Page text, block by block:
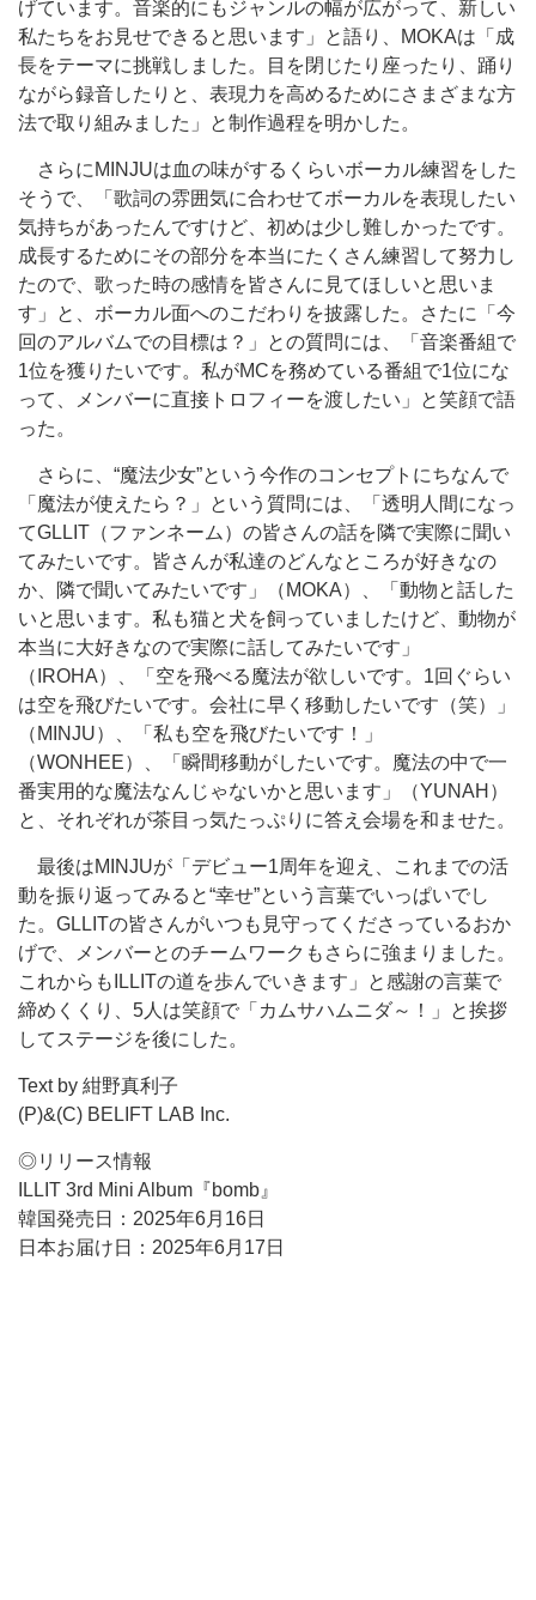
げています。音楽的にもジャンルの幅が広がって、新しい
私たちをお見せできると思います」と語り、MOKAは「成
長をテーマに挑戦しました。目を閉じたり座ったり、踊り
ながら録音したりと、表現力を高めるためにさまざまな方
法で取り組みました」と制作過程を明かした。
さらにMINJUは血の味がするくらいボーカル練習をした
そうで、「歌詞の雰囲気に合わせてボーカルを表現したい
気持ちがあったんですけど、初めは少し難しかったです。
成長するためにその部分を本当にたくさん練習して努力し
たので、歌った時の感情を皆さんに見てほしいと思いま
す」と、ボーカル面へのこだわりを披露した。さたに「今
回のアルバムでの目標は？」との質問には、「音楽番組で
1位を獲りたいです。私がMCを務めている番組で1位にな
って、メンバーに直接トロフィーを渡したい」と笑顔で語
った。
さらに、“魔法少女”という今作のコンセプトにちなんで
「魔法が使えたら？」という質問には、「透明人間になっ
てGLLIT（ファンネーム）の皆さんの話を隣で実際に聞い
てみたいです。皆さんが私達のどんなところが好きなの
か、隣で聞いてみたいです」（MOKA）、「動物と話した
いと思います。私も猫と犬を飼っていましたけど、動物が
本当に大好きなので実際に話してみたいです」
（IROHA）、「空を飛べる魔法が欲しいです。1回ぐらい
は空を飛びたいです。会社に早く移動したいです（笑）」
（MINJU）、「私も空を飛びたいです！」
（WONHEE）、「瞬間移動がしたいです。魔法の中で一
番実用的な魔法なんじゃないかと思います」（YUNAH）
と、それぞれが茶目っ気たっぷりに答え会場を和ませた。
最後はMINJUが「デビュー1周年を迎え、これまでの活
動を振り返ってみると“幸せ”という言葉でいっぱいでし
た。GLLITの皆さんがいつも見守ってくださっているおか
げで、メンバーとのチームワークもさらに強まりました。
これからもILLITの道を歩んでいきます」と感謝の言葉で
締めくくり、5人は笑顔で「カムサハムニダ～！」と挨拶
してステージを後にした。
Text by 紺野真利子
(P)&(C) BELIFT LAB Inc.
◎リリース情報
ILLIT 3rd Mini Album『bomb』
韓国発売日：2025年6月16日
日本お届け日：2025年6月17日